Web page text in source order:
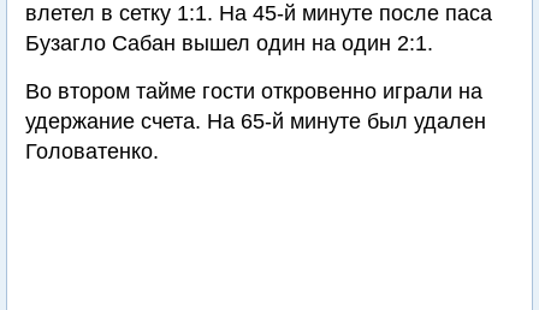
влетел в сетку 1:1. На 45-й минуте после паса
Бузагло Сабан вышел один на один 2:1.
Во втором тайме гости откровенно играли на
удержание счета. На 65-й минуте был удален
Головатенко.